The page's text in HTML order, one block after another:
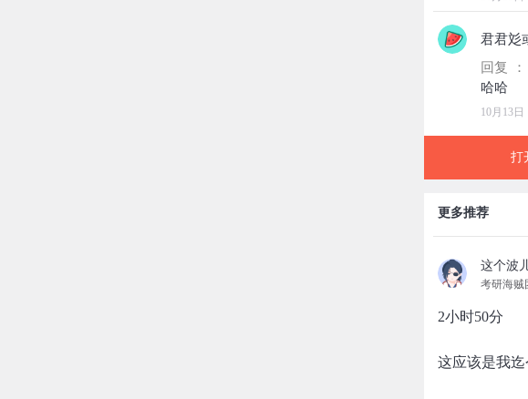
君君彣
回复 ：
10月13日
打
更多推荐
这个波
考研海贼
2小时50分
这应该是我